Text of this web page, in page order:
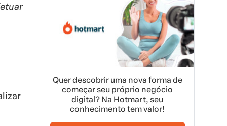
Quer descobrir uma nova forma de
começar seu próprio negócio
digital? Na Hotmart, seu
conhecimento tem valor!